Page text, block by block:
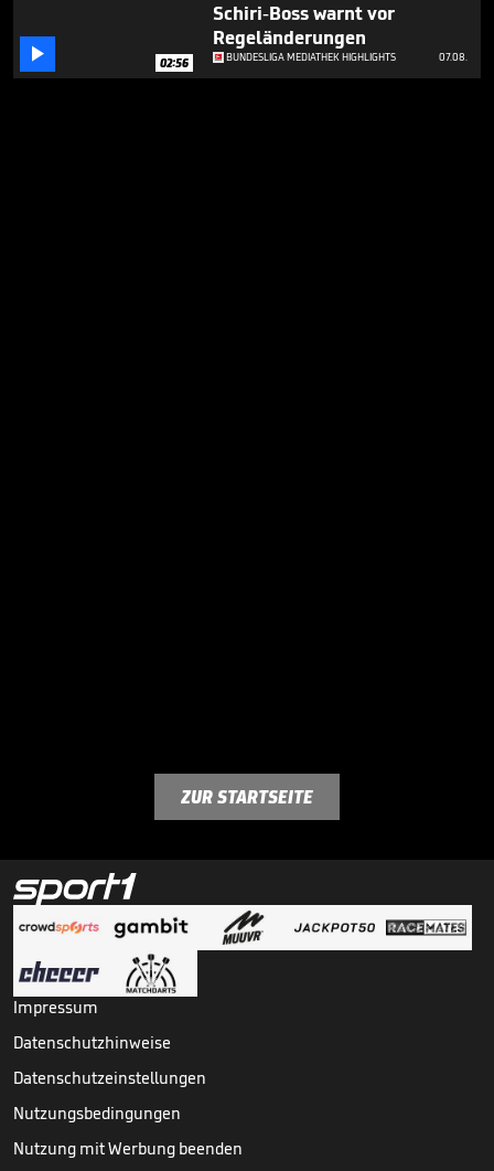
 02:56
Schiri-Boss warnt vor
Regeländerungen
BUNDESLIGA MEDIATHEK HIGHLIGHTS 07.08.
ZUR STARTSEITE
Impressum
Datenschutzhinweise
Datenschutzeinstellungen
Nutzungsbedingungen
Nutzung mit Werbung beenden